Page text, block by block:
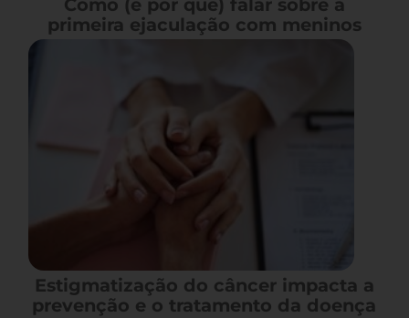
Como (e por que) falar sobre a
primeira ejaculação com meninos
Estigmatização do câncer impacta a
prevenção e o tratamento da doença